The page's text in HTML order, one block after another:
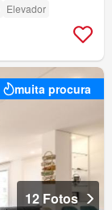
Elevador
muita procura
12 Fotos